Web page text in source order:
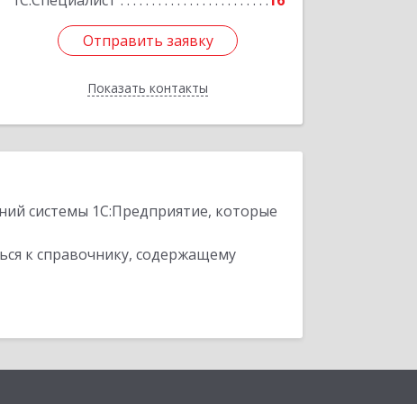
Отправить заявку
Показать контакты
Отправить заявку
Назад
системы 1С:Предприятие, которые
к справочнику, содержащему